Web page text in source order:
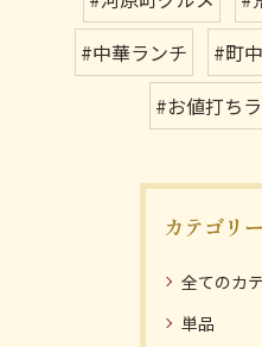
#中華ランチ
#町
#お値打ち
カテゴリー
全てのカ
単品